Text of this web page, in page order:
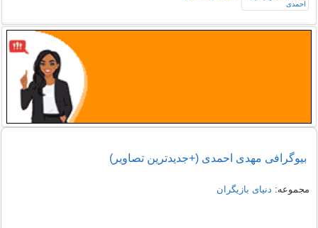
بیوگرافی مهدی احمدی (+جدیدترین تصاویر)
مجموعه: دنیای بازیگران